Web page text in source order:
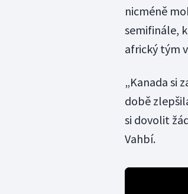
nicméně
semifinále,
africký tým
„Kanada si
době
si dovolit
Vahbí.